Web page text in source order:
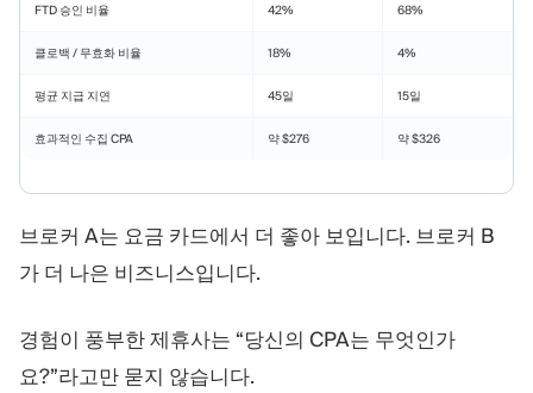
FTD 승인 비율 42% 68%
클로백 / 무효화 비율 18% 4%
평균 지급 지연 45일 15일
효과적인 수집 CPA 약 $276 약 $326
브로커 A는 요금 카드에서 더 좋아 보입니다. 브로커 B
가 더 나은 비즈니스입니다.
경험이 풍부한 제휴사는 “당신의 CPA는 무엇인가
요?”라고만 묻지 않습니다.